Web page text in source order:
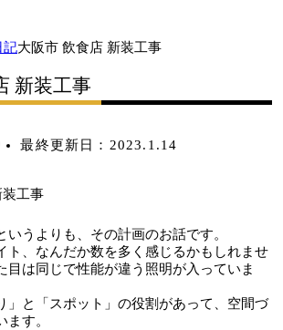
記大阪市 飲食店 新装工事
新装工事
最終更新日： 2023.1.14
いうよりも、その計画のお話です。
ト、なんだか数を多く感じるかもしれませ
目は同じで性能が違う照明が入っていま
」と「スポット」の役割があって、空間づ
ます。